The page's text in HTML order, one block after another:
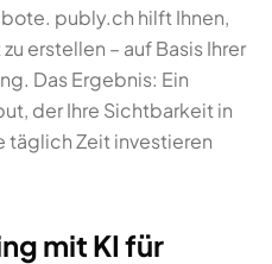
publy.ch hilft Ihnen,
erstellen – auf Basis Ihrer
Das Ergebnis: Ein
der Ihre Sichtbarkeit in
täglich Zeit investieren
mit KI für